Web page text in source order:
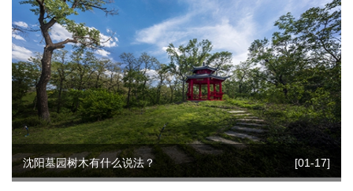
沈阳墓园树木有什么说法？ [01-17]